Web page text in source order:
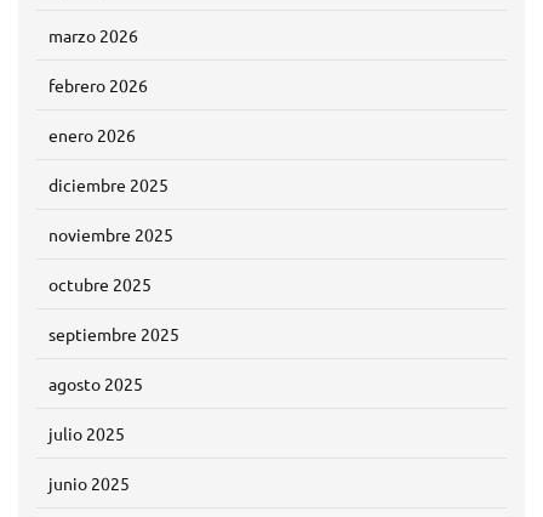
marzo 2026
febrero 2026
enero 2026
diciembre 2025
noviembre 2025
octubre 2025
septiembre 2025
agosto 2025
julio 2025
junio 2025